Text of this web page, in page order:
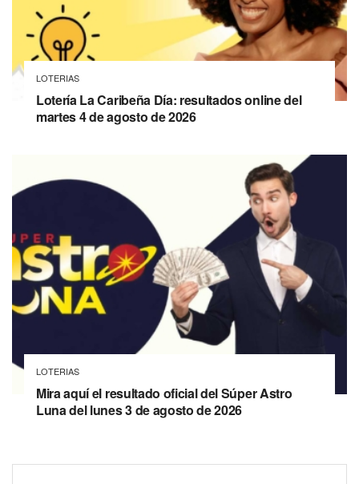
LOTERIAS
Lotería La Caribeña Día: resultados online del
martes 4 de agosto de 2026
LOTERIAS
Mira aquí el resultado oficial del Súper Astro
Luna del lunes 3 de agosto de 2026